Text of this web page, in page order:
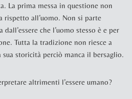
La prima messa in questione non
rispetto all’uomo. Non si parte
che l’uomo stesso è e per
Tutta la tradizione non riesce a
sua storicità perciò manca il bersaglio.
altrimenti l’essere umano?